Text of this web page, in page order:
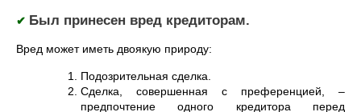
✔ Был принесен вред кредиторам.
Вред может иметь двоякую природу:
Подозрительная сделка.
Сделка, совершенная с преференцией, –
предпочтение одного кредитора перед